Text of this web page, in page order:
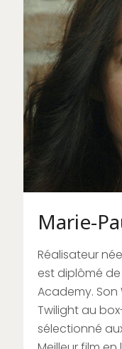
Marie-
Réalisateur
est diplômé
Academy. Son
Twilight au
sélectionné